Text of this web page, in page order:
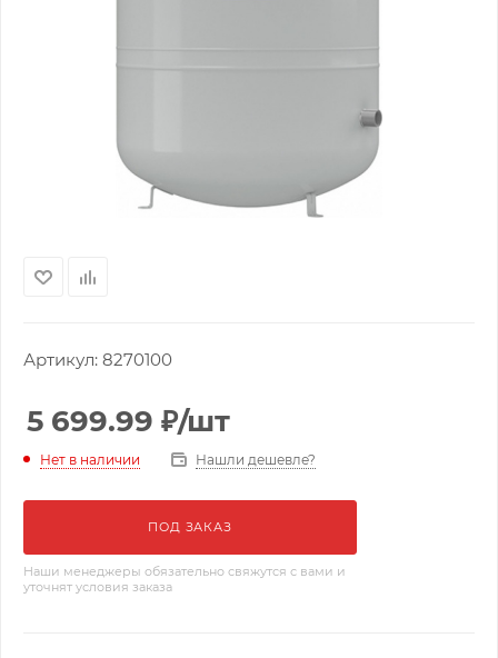
Артикул: 8270100
5 699.99 ₽/шт
Нет в наличии Нашли дешевле?
ПОД ЗАКАЗ
Наши менеджеры обязательно свяжутся с вами и
уточнят условия заказа